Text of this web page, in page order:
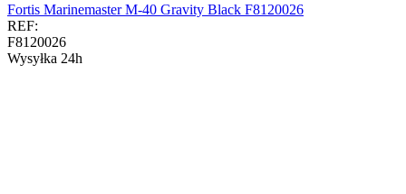
Fortis Marinemaster M-40 Gravity Black F8120026
REF:
F8120026
Wysyłka 24h